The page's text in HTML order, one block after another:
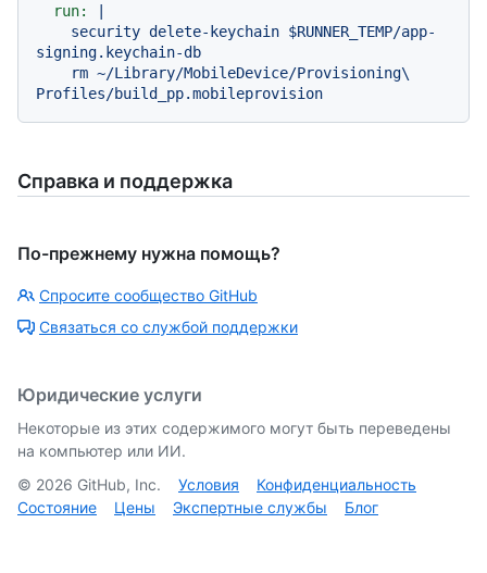
run:
signing.keychain-db
Справка и поддержка
По-прежнему нужна помощь?
Спросите сообщество GitHub
Связаться со службой поддержки
Юридические услуги
Некоторые из этих содержимого могут быть переведены
на компьютер или ИИ.
© 2026 GitHub, Inc. Условия
Конфиденциальность
Состояние
Цены Экспертные службы Блог